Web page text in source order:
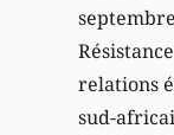
relations
sud-